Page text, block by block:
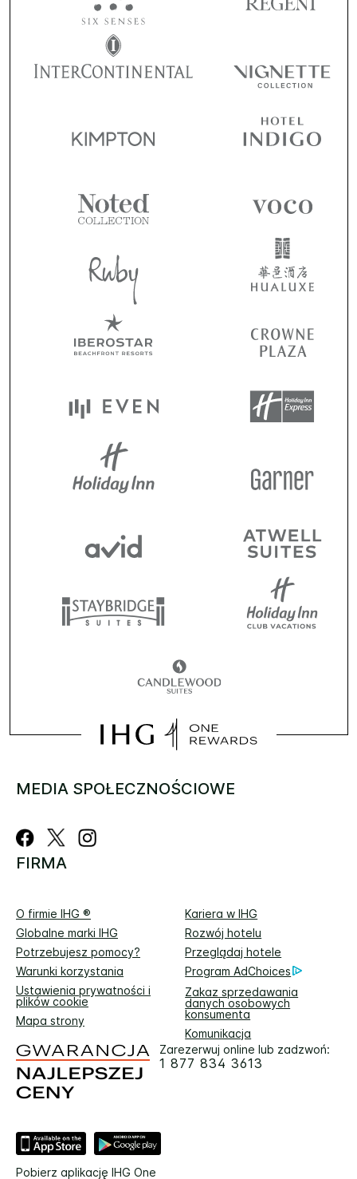
MEDIA SPOŁECZNOŚCIOWE
FIRMA
O firmie IHG ®
Kariera w IHG
Globalne marki IHG
Rozwój hotelu
Potrzebujesz pomocy?
Przeglądaj hotele
Warunki korzystania
Program AdChoices
Ustawienia prywatności i
plików cookie
Zakaz sprzedawania
danych osobowych
konsumenta
Mapa strony
Komunikacja
Zarezerwuj online lub zadzwoń:
1 877 834 3613
Pobierz aplikację IHG One